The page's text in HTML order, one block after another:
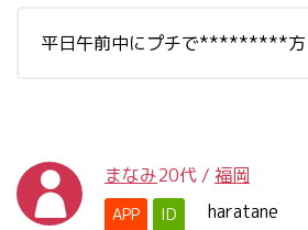
平日午前中にプチで*********方
まなみ20代 / 福岡
APP ID haratane